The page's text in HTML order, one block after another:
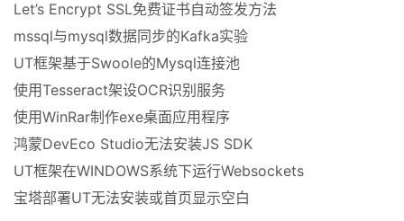
Let’s Encrypt SSL免费证书自动签发方法
mssql与mysql数据同步的Kafka实验
UT框架基于Swoole的Mysql连接池
使用Tesseract架设OCR识别服务
使用WinRar制作exe桌面应用程序
鸿蒙DevEco Studio无法安装JS SDK
UT框架在WINDOWS系统下运行Websockets
宝塔部署UT无法安装或首页显示空白